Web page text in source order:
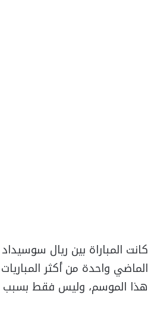
كانت المباراة بين ريال
الماضي واحدة من أكثر
هذا الموسم، وليس فقط بسبب